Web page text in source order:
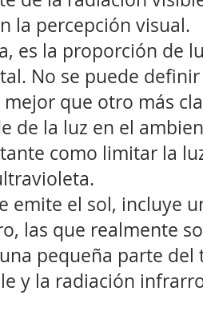
la percepción visual.
es la proporción de
No se puede
mejor que otro más
de la luz en el
como limitar la
emite el sol, incluye
las que realmente
pequeña parte
y la radiación